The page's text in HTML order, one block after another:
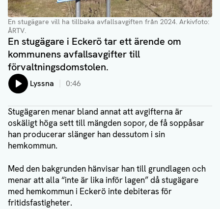
En stugägare vill ha tillbaka avfallsavgiften från 2024. Arkivfoto:
ÅRTV.
En stugägare i Eckerö tar ett ärende om
kommunens avfallsavgifter till
förvaltningsdomstolen.
Lyssna 0:46
Stugägaren menar bland annat att avgifterna är
oskäligt höga sett till mängden sopor, de få soppåsar
han producerar slänger han dessutom i sin
hemkommun.
Med den bakgrunden hänvisar han till grundlagen och
menar att alla “inte är lika inför lagen” då stugägare
med hemkommun i Eckerö inte debiteras för
fritidsfastigheter.